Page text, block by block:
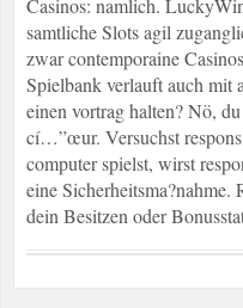
Casinos: namlich.
samtliche Slots agil
zwar contemporaine
Spielbank verlauft auch mit
einen vortrag halten? Nö,
cí…”œur. Versuchst
computer spielst, wirst
eine Sicherheitsma?nahme.
dein Besitzen oder